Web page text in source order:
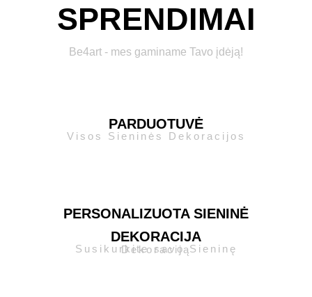
SPRENDIMAI
Be4art - mes gaminame Tavo įdėją!
PARDUOTUVĖ
Visos Sieninės Dekoracijos
PERSONALIZUOTA SIENINĖ
DEKORACIJA
Susikurkite savo Sieninę Dekoraciją